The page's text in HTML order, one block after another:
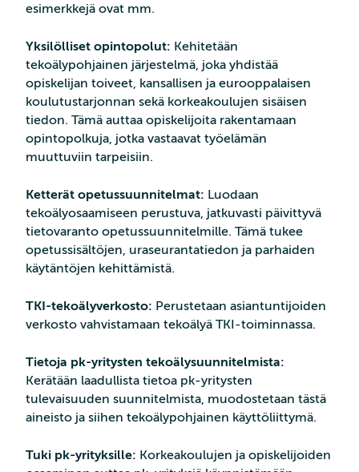
esimerkkejä ovat mm.
Yksilölliset opintopolut: Kehitetään
tekoälypohjainen järjestelmä, joka yhdistää
opiskelijan toiveet, kansallisen ja eurooppalaisen
koulutustarjonnan sekä korkeakoulujen sisäisen
tiedon. Tämä auttaa opiskelijoita rakentamaan
opintopolkuja, jotka vastaavat työelämän
muuttuviin tarpeisiin.
Ketterät opetussuunnitelmat: Luodaan
tekoälyosaamiseen perustuva, jatkuvasti päivittyvä
tietovaranto opetussuunnitelmille. Tämä tukee
opetussisältöjen, uraseurantatiedon ja parhaiden
käytäntöjen kehittämistä.
TKI-tekoälyverkosto: Perustetaan asiantuntijoiden
verkosto vahvistamaan tekoälyä TKI-toiminnassa.
Tietoja pk-yritysten tekoälysuunnitelmista:
Kerätään laadullista tietoa pk-yritysten
tulevaisuuden suunnitelmista, muodostetaan tästä
aineisto ja siihen tekoälypohjainen käyttöliittymä.
Tuki pk-yrityksille: Korkeakoulujen ja opiskelijoiden